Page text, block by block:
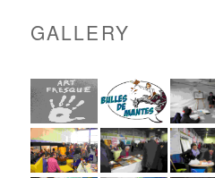
GALLERY